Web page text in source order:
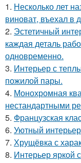
1. Несколько лет
виноват, въехал в
2. Эстетичный
каждая деталь
одновременно.
3. Интерьер с
пожилой пары.
4. Монохромная
нестандартными
5. Французская
6. Уютный
7. Хрущёвка с
8. Интерьер яркой